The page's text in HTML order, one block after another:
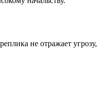
не отражает угрозу,